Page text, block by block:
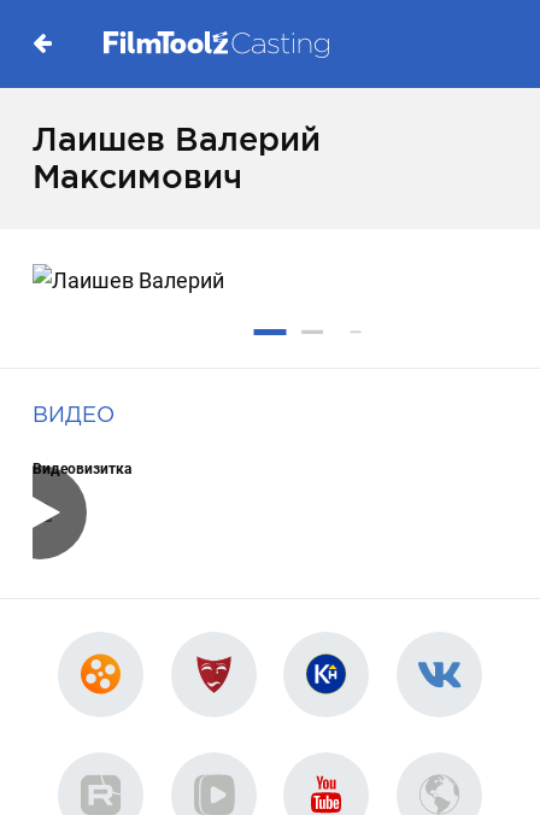
Лаишев Валерий
Максимович
ВИДЕО
Видеовизитка